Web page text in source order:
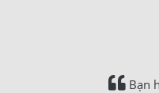
Bạn